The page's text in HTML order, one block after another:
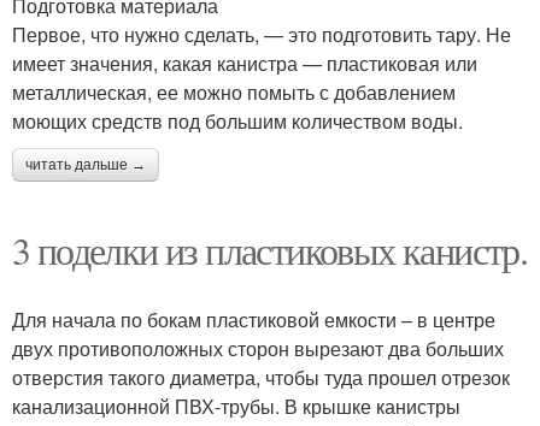
Первое, что нужно сделать, — это подготовить тару. Не
имеет значения, какая канистра — пластиковая или
металлическая, ее можно помыть с добавлением
моющих средств под большим количеством воды.
читать дальше →
3 поделки из пластиковых канистр.
Для начала по бокам пластиковой емкости – в центре
двух противоположных сторон вырезают два больших
отверстия такого диаметра, чтобы туда прошел отрезок
канализационной ПВХ-трубы. В крышке канистры